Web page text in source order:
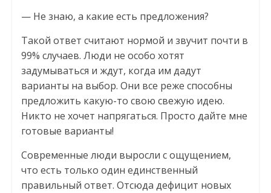
— Не знаю, а какие есть предложения?
Такой ответ считают нормой и звучит почти в
99% случаев. Люди не особо хотят
задумываться и ждут, когда им дадут
варианты на выбор. Они все реже способны
предложить какую-то свою свежую идею.
Никто не хочет напрягаться. Просто дайте мне
готовые варианты!
Современные люди выросли с ощущением,
что есть только один единственный
правильный ответ. Отсюда дефицит новых